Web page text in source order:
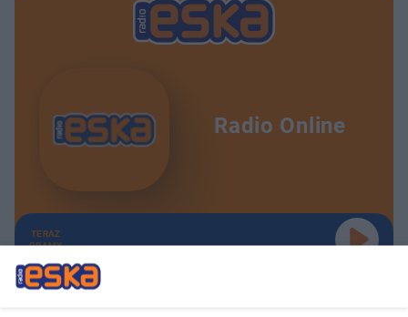
Radio Online
TERAZ
GRAMY